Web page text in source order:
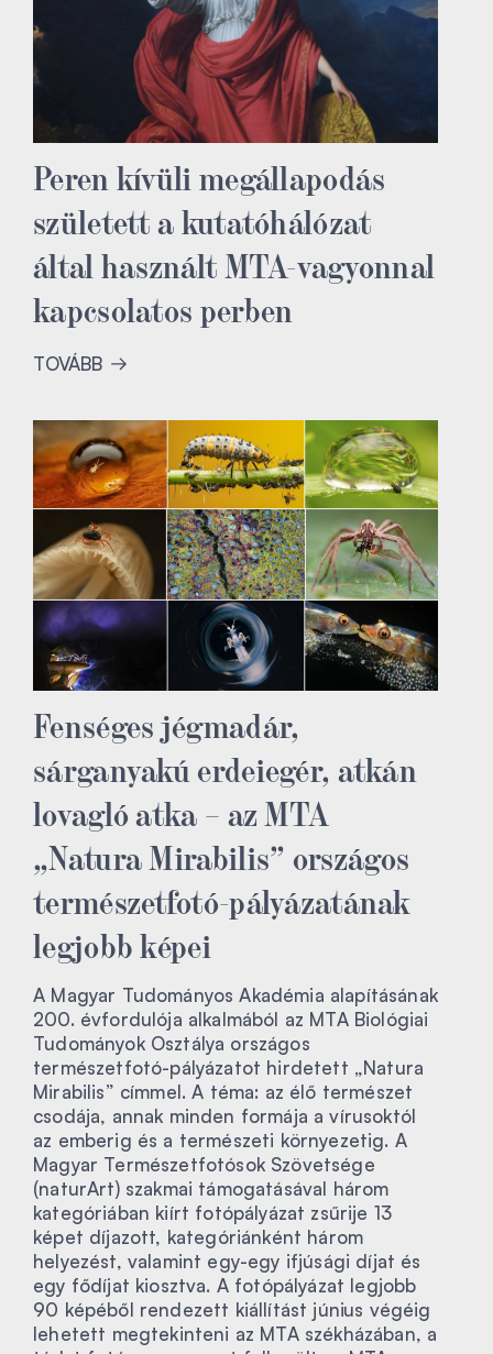
Peren kívüli megállapodás
született a kutatóhálózat
által használt MTA-vagyonnal
kapcsolatos perben
TOVÁBB
Fenséges jégmadár,
sárganyakú erdeiegér, atkán
lovagló atka – az MTA
„Natura Mirabilis” országos
természetfotó-pályázatának
legjobb képei
A Magyar Tudományos Akadémia alapításának
200. évfordulója alkalmából az MTA Biológiai
Tudományok Osztálya országos
természetfotó-pályázatot hirdetett „Natura
Mirabilis” címmel. A téma: az élő természet
csodája, annak minden formája a vírusoktól
az emberig és a természeti környezetig. A
Magyar Természetfotósok Szövetsége
(naturArt) szakmai támogatásával három
kategóriában kiírt fotópályázat zsűrije 13
képet díjazott, kategóriánként három
helyezést, valamint egy-egy ifjúsági díjat és
egy fődíjat kiosztva. A fotópályázat legjobb
90 képéből rendezett kiállítást június végéig
lehetett megtekinteni az MTA székházában, a